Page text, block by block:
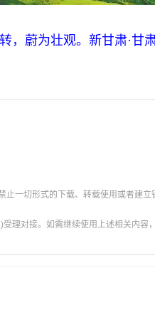
蔚为壮观。新甘肃·甘
一切形式的下载、转载使用或者建立
理对接。如需继续使用上述相关内容